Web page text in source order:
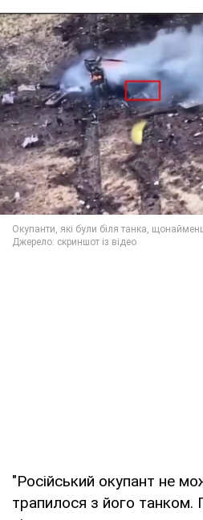
"Російський окупант не
трапилося з його танком.